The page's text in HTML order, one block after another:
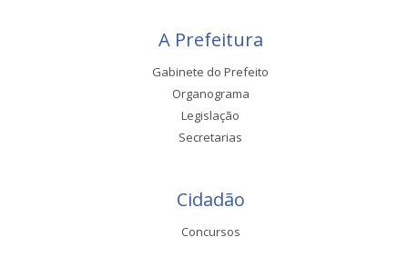
A Prefeitura
Gabinete do Prefeito
Organograma
Legislação
Secretarias
Cidadão
Concursos